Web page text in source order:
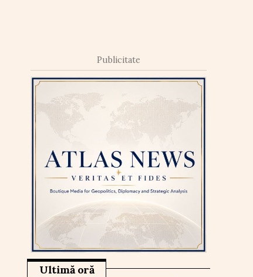
Publicitate
Ultimă oră